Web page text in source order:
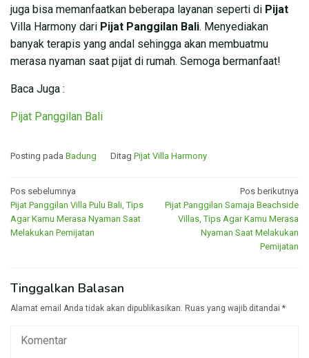
juga bisa memanfaatkan beberapa layanan seperti di Pijat
Villa Harmony dari Pijat Panggilan Bali. Menyediakan
banyak terapis yang andal sehingga akan membuatmu
merasa nyaman saat pijat di rumah. Semoga bermanfaat!
Baca Juga :
Pijat Panggilan Bali
Posting pada Badung Ditag Pijat Villa Harmony
Navigasi
pos
Pos sebelumnya
Pijat Panggilan Villa Pulu Bali, Tips
Agar Kamu Merasa Nyaman Saat
Melakukan Pemijatan
Pos berikutnya
Pijat Panggilan Samaja Beachside
Villas, Tips Agar Kamu Merasa
Nyaman Saat Melakukan
Pemijatan
Tinggalkan Balasan
Alamat email Anda tidak akan dipublikasikan. Ruas yang wajib ditandai *